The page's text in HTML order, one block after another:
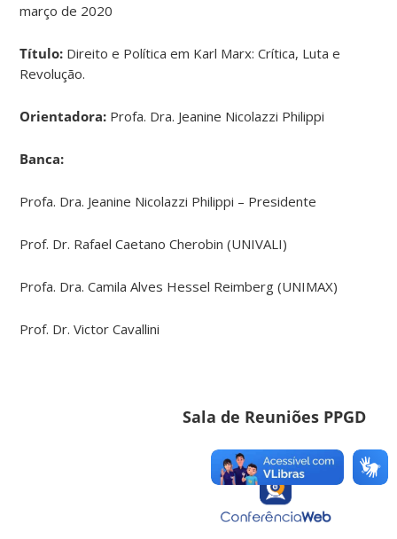
março de 2020
Título: Direito e Política em Karl Marx: Crítica, Luta e
Revolução.
Orientadora: Profa. Dra. Jeanine Nicolazzi Philippi
Banca:
Profa. Dra. Jeanine Nicolazzi Philippi – Presidente
Prof. Dr. Rafael Caetano Cherobin (UNIVALI)
Profa. Dra. Camila Alves Hessel Reimberg (UNIMAX)
Prof. Dr. Victor Cavallini
Sala de Reuniões PPGD